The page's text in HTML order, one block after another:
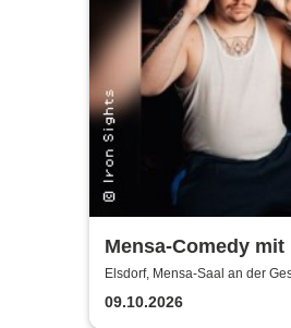
Mensa-Comedy mit
und Vincent
Elsdorf, Mensa-Saal an der
09.10.2026